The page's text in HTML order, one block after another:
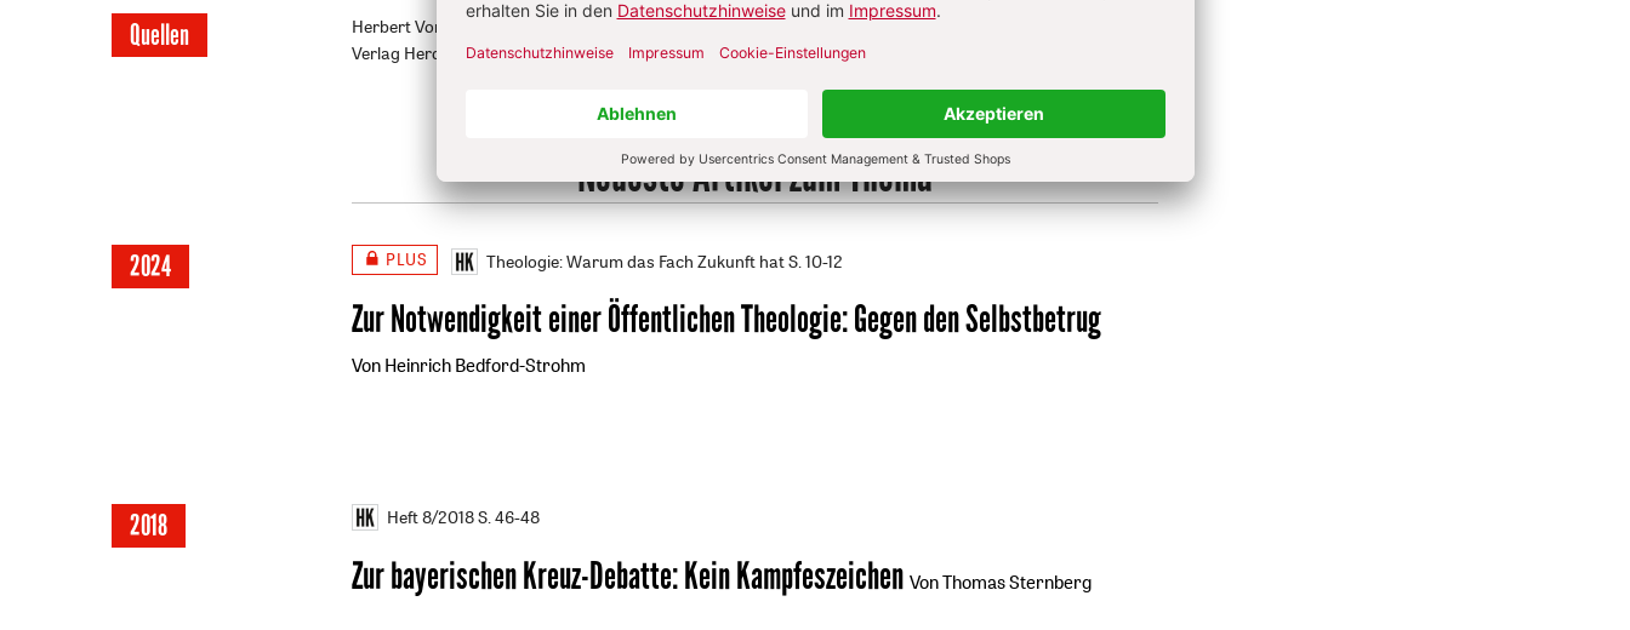
Überschrift
Quellen
Herbert Vorgrimler: Neues Theologisches Wörterbuch, Neuausgabe 2008 (6. Aufl. des Gesamtwerkes),
Verlag Herder
Neueste Artikel zum Thema
2024 PLUS Theologie: Warum das Fach Zukunft hatS. 10-12
Zur Notwendigkeit einer Öffentlichen Theologie:Gegen den Selbstbetrug
Von Heinrich Bedford-Strohm
2018 Heft 8/2018S. 46-48
Zur bayerischen Kreuz-Debatte:Kein Kampfeszeichen Von Thomas Sternberg